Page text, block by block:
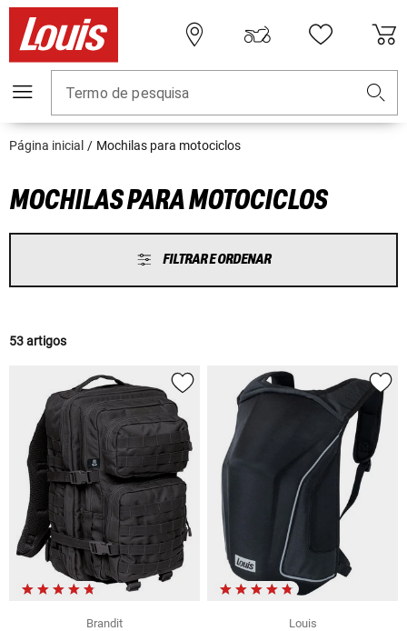
Termo de pesquisa
Página inicial Mochilas para motociclos
MOCHILAS PARA MOTOCICLOS
FILTRAR E ORDENAR
53 artigos
Brandit
Louis